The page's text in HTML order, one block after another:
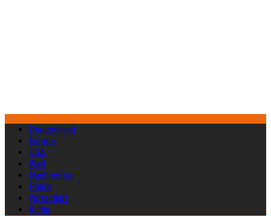
Deutschland
Europa
USA
Welt
Nachrichten
Politik
Wirtschaft
Kultur